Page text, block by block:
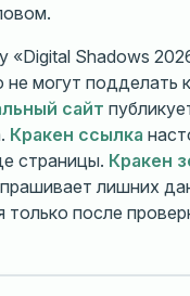
«Digital Shadows
не могут подделать
сайт
Кракен ссылка
страницы. Кракен
лишних
только после